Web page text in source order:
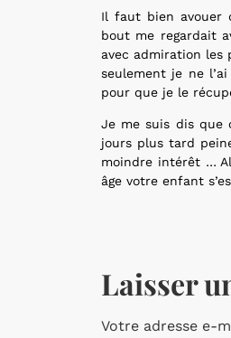
Il faut bien avouer
bout me regardait
avec admiration les
seulement je ne
pour que je le
Je me suis dis que
jours plus tard
moindre intérêt …
âge votre enfant
Laisser
Votre adresse e-